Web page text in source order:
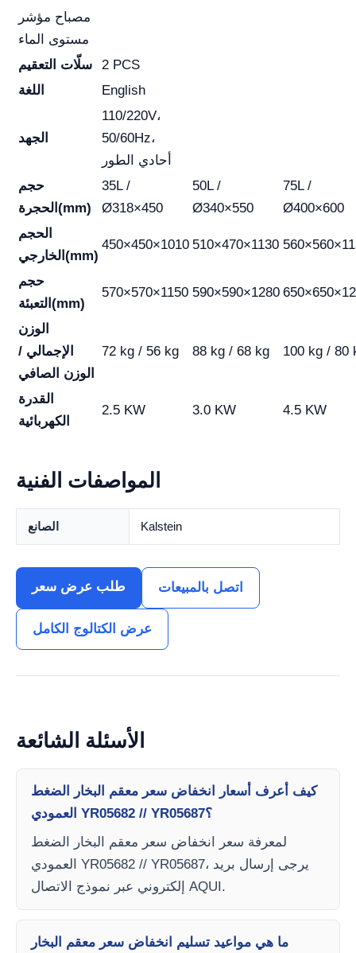
مصباح مؤشر
مستوى الماء
سلّات التعقيم
2 PCS
اللغة
English
الجهد
110/220V،
50/60Hz،
أحادي الطور
حجم
الحجرة(mm)
35L /
Ø318×450
50L /
Ø340×550
75L /
Ø400×600
الحجم
الخارجي(mm)
450×450×1010 510×470×1130
حجم
التعبئة(mm)
570×570×1150 590×590×1280
الوزن
الإجمالي /
الوزن الصافي
72 kg / 56 kg 88 kg / 68 kg 100 kg / 80
القدرة
الكهربائية
2.5 KW 3.0 KW 4.5 KW
المواصفات الفنية
الصانع Kalstein
طلب عرض سعر اتصل بالمبيعات
عرض الكتالوج الكامل
الأسئلة الشائعة
كيف أعرف أسعار انخفاض سعر معقم البخار الضغط
العمودي YR05682 // YR05687؟
لمعرفة سعر انخفاض سعر معقم البخار الضغط
العمودي YR05682 // YR05687، يرجى إرسال بريد
إلكتروني عبر نموذج الاتصال AQUI.
ما هي مواعيد تسليم انخفاض سعر معقم البخار